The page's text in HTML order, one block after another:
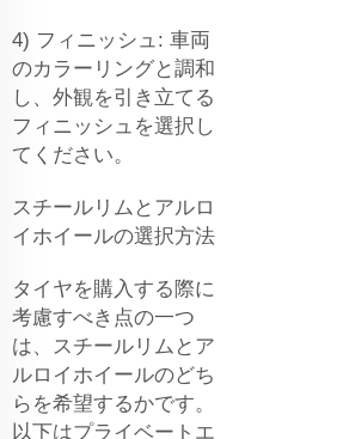
4) フィニッシュ: 車両
のカラーリングと調和
し、外観を引き立てる
フィニッシュを選択し
てください。
スチールリムとアルロ
イホイールの選択方法
タイヤを購入する際に
考慮すべき点の一つ
は、スチールリムとア
ルロイホイールのどち
らを希望するかです。
以下はプライベートエ